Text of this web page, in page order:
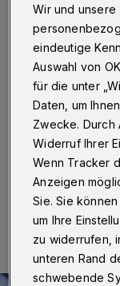
Sommer
Wuppertal·
Spielplatz
Baustelle. Das
zum
erneuert.
12.03.2025 ,
Wir und unsere
eindeutige
Auswahl von
für die unter
Daten, um
Zwecke. Durch
Widerruf Ihrer
Wenn Tracker
Anzeigen
Sie. Sie
um Ihre
zu widerrufen,
unteren Rand
schwebende